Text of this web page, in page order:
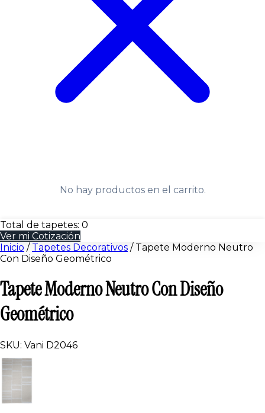
No hay productos en el carrito.
Total de tapetes: 0
Ver mi Cotización
Inicio / Tapetes Decorativos / Tapete Moderno Neutro
Con Diseño Geométrico
Tapete Moderno Neutro Con Diseño
Geométrico
SKU: Vani D2046